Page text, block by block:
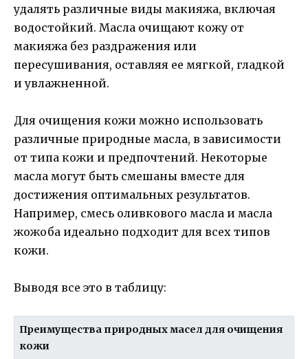
удалять различные виды макияжа, включая
водостойкий. Масла очищают кожу от
макияжа без раздражения или
пересушивания, оставляя ее мягкой, гладкой
и увлажненной.
Для очищения кожи можно использовать
различные природные масла, в зависимости
от типа кожи и предпочтений. Некоторые
масла могут быть смешаны вместе для
достижения оптимальных результатов.
Например, смесь оливкового масла и масла
жожоба идеально подходит для всех типов
кожи.
Выводя все это в таблицу:
Преимущества природных масел для очищения
кожи